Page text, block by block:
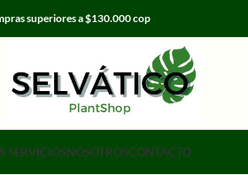
superiores a $130.000 cop
SERVICIOSNOSOTROSCONTACTO